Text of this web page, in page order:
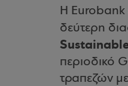
Η Eurobank
δεύτερη
περιοδικό
τραπεζών με